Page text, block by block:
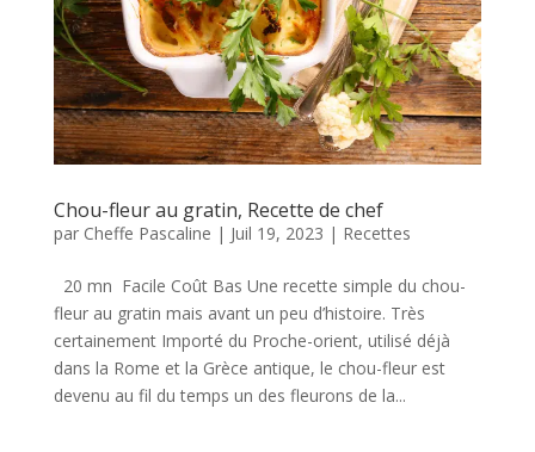
Chou-fleur au gratin, Recette de chef
par Cheffe Pascaline | Juil 19, 2023 | Recettes
20 mn Facile Coût Bas Une recette simple du chou-
fleur au gratin mais avant un peu d’histoire. Très
certainement Importé du Proche-orient, utilisé déjà
dans la Rome et la Grèce antique, le chou-fleur est
devenu au fil du temps un des fleurons de la...